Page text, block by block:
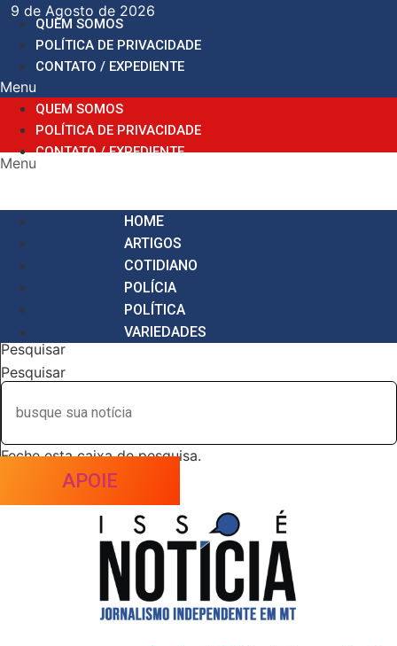
para
conteúdo
9 de Agosto de 2026
QUEM SOMOS
POLÍTICA DE PRIVACIDADE
CONTATO / EXPEDIENTE
Menu
QUEM SOMOS
POLÍTICA DE PRIVACIDADE
CONTATO / EXPEDIENTE
Menu
HOME
ARTIGOS
COTIDIANO
POLÍCIA
POLÍTICA
VARIEDADES
Pesquisar
Pesquisar
Feche esta caixa de pesquisa.
APOIE